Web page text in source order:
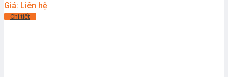
Giá: Liên hệ
Chi tiết